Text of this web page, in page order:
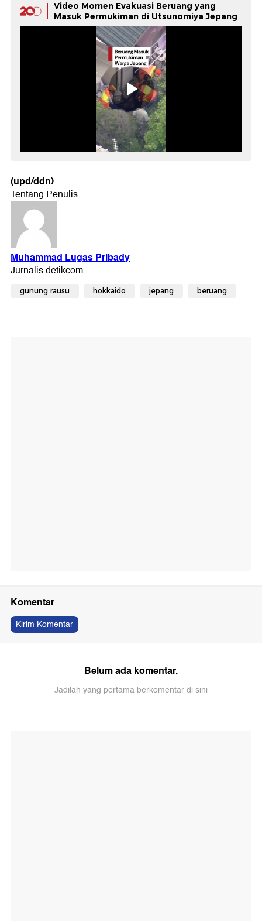
Video Momen Evakuasi Beruang yang
Masuk Permukiman di Utsunomiya Jepang
(upd/ddn)
gunung rausu hokkaido jepang beruang
Komentar
Kirim Komentar
Belum ada komentar.
Jadilah yang pertama berkomentar di sini